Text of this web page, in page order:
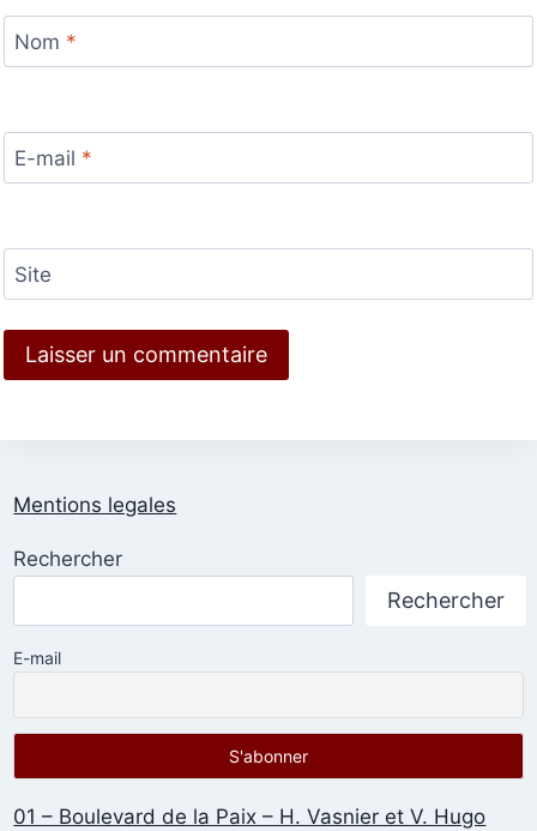
Nom *
E-mail *
Site
Mentions legales
Rechercher
Rechercher
E-mail
01 – Boulevard de la Paix – H. Vasnier et V. Hugo